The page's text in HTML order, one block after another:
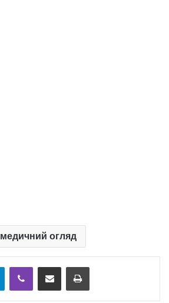
медичний огляд
TelegramViber Надіслати електронною поштоюНадрукувати